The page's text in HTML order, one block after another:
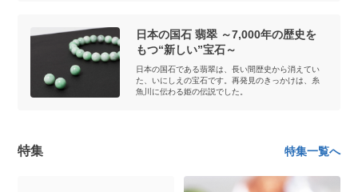
日本の国石 翡翠 ～7,000年の歴史を
もつ“新しい”宝石～
日本の国石である翡翠は、長い間歴史から消えてい
た、いにしえの宝石です。再発見のきっかけは、糸
魚川に伝わる姫の伝説でした。
特集 特集一覧へ